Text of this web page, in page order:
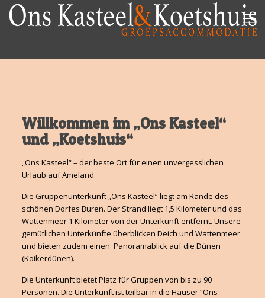
Willkommen im „Ons Kasteel“
und „Koetshuis“
„Ons Kasteel“ – der beste Ort für einen unvergesslichen
Urlaub auf Ameland.
Die Gruppenunterkunft „Ons Kasteel“ liegt am Rande des
schönen Dorfes Buren. Der Strand liegt 1,5 Kilometer und das
Wattenmeer 1 Kilometer von der Unterkunft entfernt. Unsere
gemütlichen Unterkünfte überblicken Deich und Wattenmeer
und bieten zudem einen Panoramablick auf die Dünen
(Koikerdünen).
Die Unterkunft bietet Platz für Gruppen von bis zu 90
Personen. Die Unterkunft ist teilbar in die Häuser “Ons